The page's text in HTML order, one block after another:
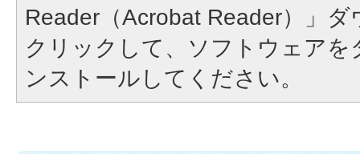
Reader（Acrobat Reader）」
クリックして、ソフトウェア
ンストールしてください。